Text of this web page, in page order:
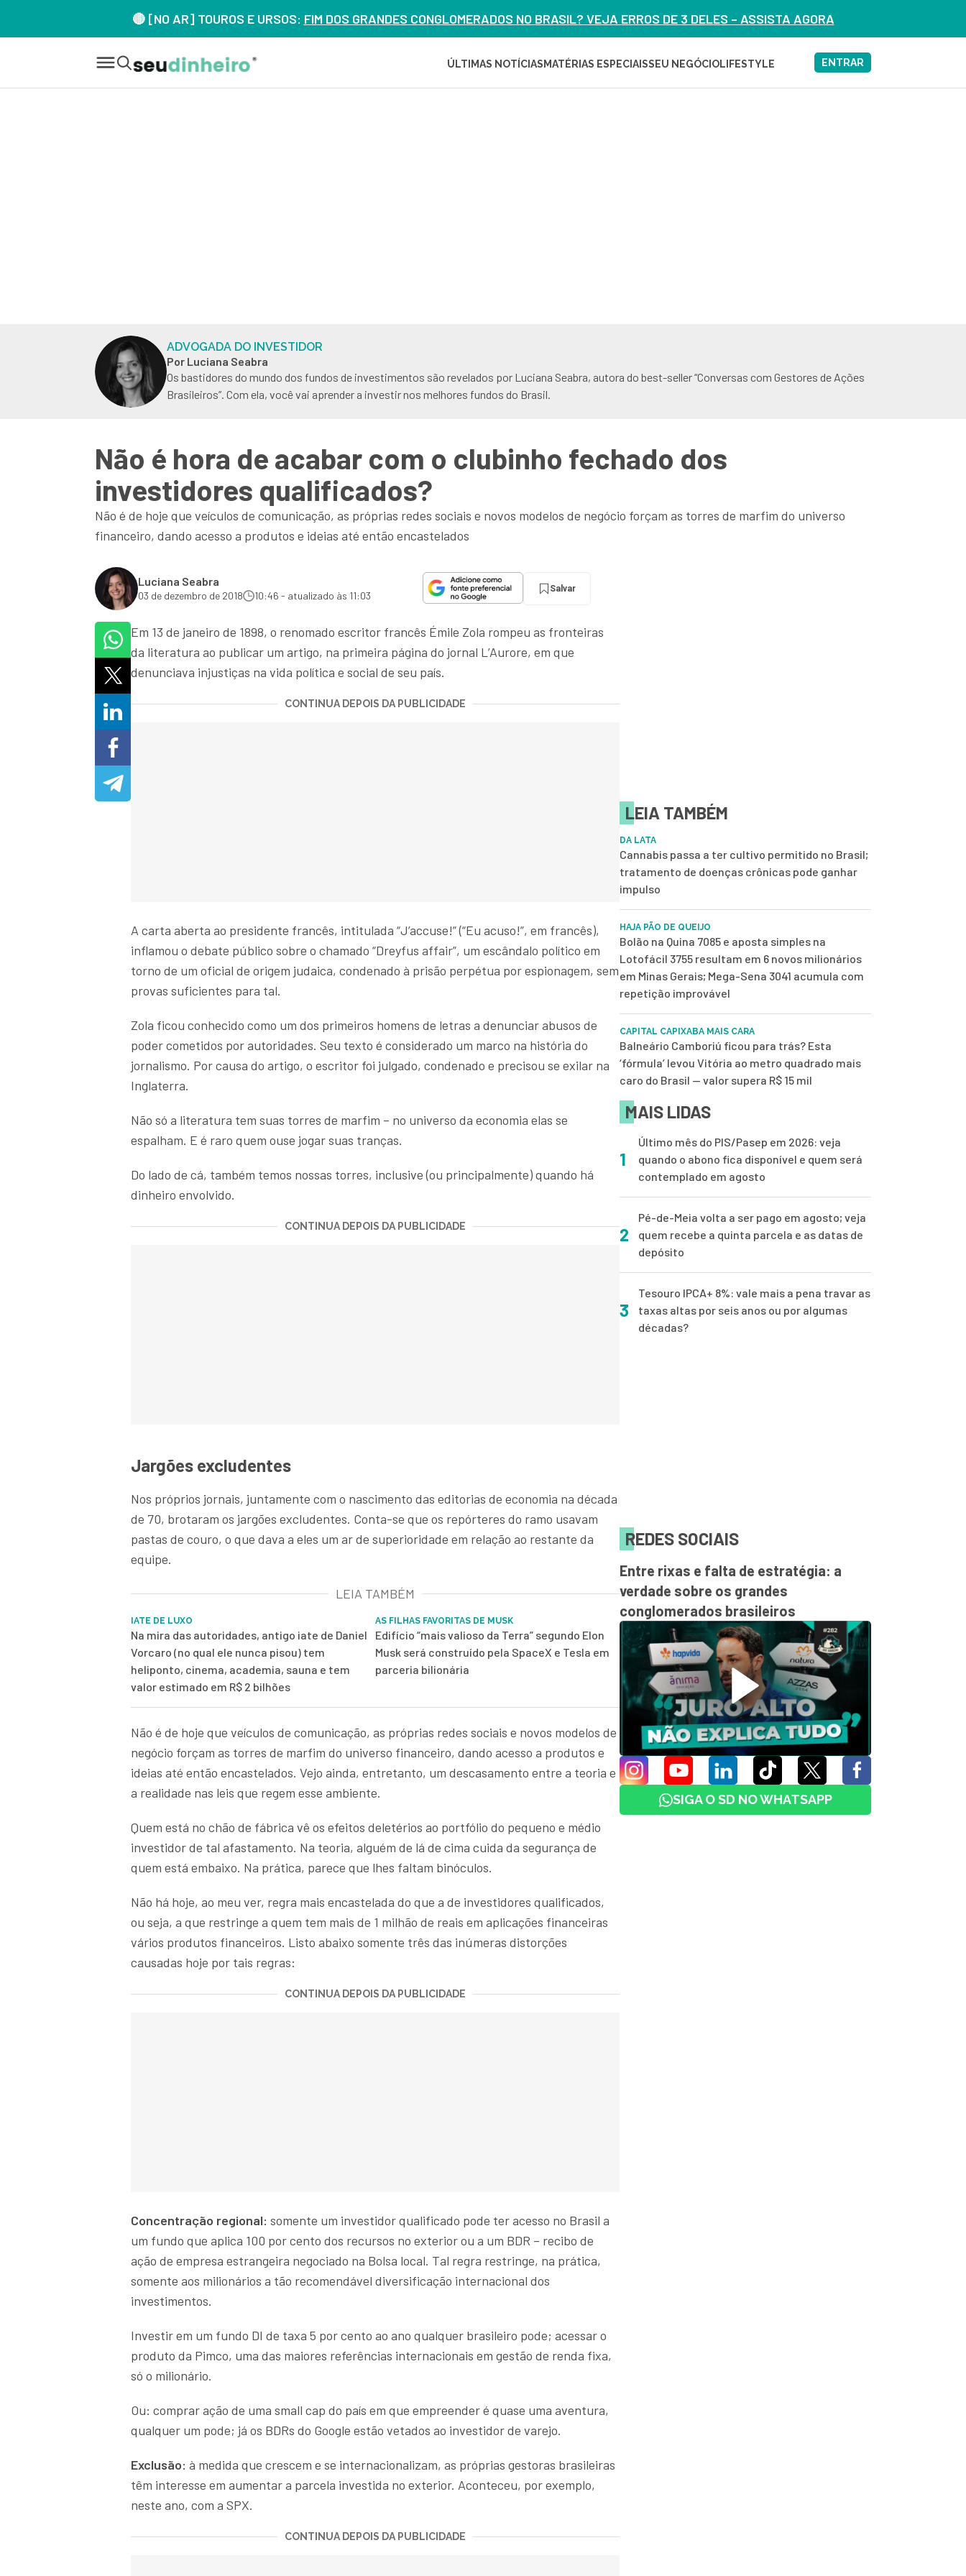
🔴 [NO AR] TOUROS E URSOS: FIM DOS GRANDES CONGLOMERADOS NO BRASIL? VEJA ERROS DE 3 DELES – ASSISTA AGORA
ÚLTIMAS NOTÍCIAS MATÉRIAS ESPECIAISSEU NEGÓCIOLIFESTYLE ENTRAR
ADVOGADA DO INVESTIDOR
Por Luciana Seabra
Os bastidores do mundo dos fundos de investimentos são revelados por Luciana Seabra, autora do best-seller “Conversas com Gestores de Ações
Brasileiros”. Com ela, você vai aprender a investir nos melhores fundos do Brasil.
Não é hora de acabar com o clubinho fechado dos
investidores qualificados?
Não é de hoje que veículos de comunicação, as próprias redes sociais e novos modelos de negócio forçam as torres de marfim do universo
financeiro, dando acesso a produtos e ideias até então encastelados
Luciana Seabra
03 de dezembro de 2018 10:46 - atualizado às 11:03
Salvar
Em 13 de janeiro de 1898, o renomado escritor francês Émile Zola rompeu as fronteiras
da literatura ao publicar um artigo, na primeira página do jornal L’Aurore, em que
denunciava injustiças na vida política e social de seu país.
CONTINUA DEPOIS DA PUBLICIDADE
A carta aberta ao presidente francês, intitulada “J’accuse!” (“Eu acuso!”, em francês),
inflamou o debate público sobre o chamado “Dreyfus affair”, um escândalo político em
torno de um oficial de origem judaica, condenado à prisão perpétua por espionagem, sem
provas suficientes para tal.
Zola ficou conhecido como um dos primeiros homens de letras a denunciar abusos de
poder cometidos por autoridades. Seu texto é considerado um marco na história do
jornalismo. Por causa do artigo, o escritor foi julgado, condenado e precisou se exilar na
Inglaterra.
Não só a literatura tem suas torres de marfim – no universo da economia elas se
espalham. E é raro quem ouse jogar suas tranças.
Do lado de cá, também temos nossas torres, inclusive (ou principalmente) quando há
dinheiro envolvido.
CONTINUA DEPOIS DA PUBLICIDADE
Jargões excludentes
Nos próprios jornais, juntamente com o nascimento das editorias de economia na década
de 70, brotaram os jargões excludentes. Conta-se que os repórteres do ramo usavam
pastas de couro, o que dava a eles um ar de superioridade em relação ao restante da
equipe.
LEIA TAMBÉM
IATE DE LUXO
Na mira das autoridades, antigo iate de Daniel
Vorcaro (no qual ele nunca pisou) tem
heliponto, cinema, academia, sauna e tem
valor estimado em R$ 2 bilhões
AS FILHAS FAVORITAS DE MUSK
Edifício “mais valioso da Terra” segundo Elon
Musk será construído pela SpaceX e Tesla em
parceria bilionária
Não é de hoje que veículos de comunicação, as próprias redes sociais e novos modelos de
negócio forçam as torres de marfim do universo financeiro, dando acesso a produtos e
ideias até então encastelados. Vejo ainda, entretanto, um descasamento entre a teoria e
a realidade nas leis que regem esse ambiente.
Quem está no chão de fábrica vê os efeitos deletérios ao portfólio do pequeno e médio
investidor de tal afastamento. Na teoria, alguém de lá de cima cuida da segurança de
quem está embaixo. Na prática, parece que lhes faltam binóculos.
Não há hoje, ao meu ver, regra mais encastelada do que a de investidores qualificados,
ou seja, a que restringe a quem tem mais de 1 milhão de reais em aplicações financeiras
vários produtos financeiros. Listo abaixo somente três das inúmeras distorções
causadas hoje por tais regras:
CONTINUA DEPOIS DA PUBLICIDADE
Concentração regional: somente um investidor qualificado pode ter acesso no Brasil a
um fundo que aplica 100 por cento dos recursos no exterior ou a um BDR – recibo de
ação de empresa estrangeira negociado na Bolsa local. Tal regra restringe, na prática,
somente aos milionários a tão recomendável diversificação internacional dos
investimentos.
Investir em um fundo DI de taxa 5 por cento ao ano qualquer brasileiro pode; acessar o
produto da Pimco, uma das maiores referências internacionais em gestão de renda fixa,
só o milionário.
Ou: comprar ação de uma small cap do país em que empreender é quase uma aventura,
qualquer um pode; já os BDRs do Google estão vetados ao investidor de varejo.
Exclusão: à medida que crescem e se internacionalizam, as próprias gestoras brasileiras
têm interesse em aumentar a parcela investida no exterior. Aconteceu, por exemplo,
neste ano, com a SPX.
CONTINUA DEPOIS DA PUBLICIDADE
LEIA TAMBÉM
DA LATA
Cannabis passa a ter cultivo permitido no Brasil;
tratamento de doenças crônicas pode ganhar
impulso
HAJA PÃO DE QUEIJO
Bolão na Quina 7085 e aposta simples na
Lotofácil 3755 resultam em 6 novos milionários
em Minas Gerais; Mega-Sena 3041 acumula com
repetição improvável
CAPITAL CAPIXABA MAIS CARA
Balneário Camboriú ficou para trás? Esta
‘fórmula’ levou Vitória ao metro quadrado mais
caro do Brasil — valor supera R$ 15 mil
MAIS LIDAS
1
Último mês do PIS/Pasep em 2026: veja
quando o abono fica disponível e quem será
contemplado em agosto
2
Pé-de-Meia volta a ser pago em agosto; veja
quem recebe a quinta parcela e as datas de
depósito
3
Tesouro IPCA+ 8%: vale mais a pena travar as
taxas altas por seis anos ou por algumas
décadas?
REDES SOCIAIS
Entre rixas e falta de estratégia: a
verdade sobre os grandes
conglomerados brasileiros
SIGA O SD NO WHATSAPP